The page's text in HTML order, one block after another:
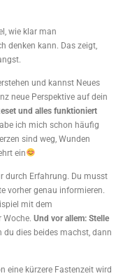
wie klar man
denken kann. Das zeigt,
und kannst Neues
neue Perspektive auf dein
und alles funktioniert
ich mich schon häufig
sind weg, Wunden
ein
durch Erfahrung. Du musst
vorher genau informieren.
mit dem
Woche. Und vor allem: Stelle
du dies beides machst, dann
eine kürzere Fastenzeit wird